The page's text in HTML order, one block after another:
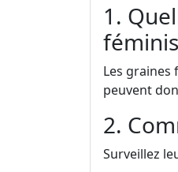
1.
Les graines
peuvent
2.
Surveillez